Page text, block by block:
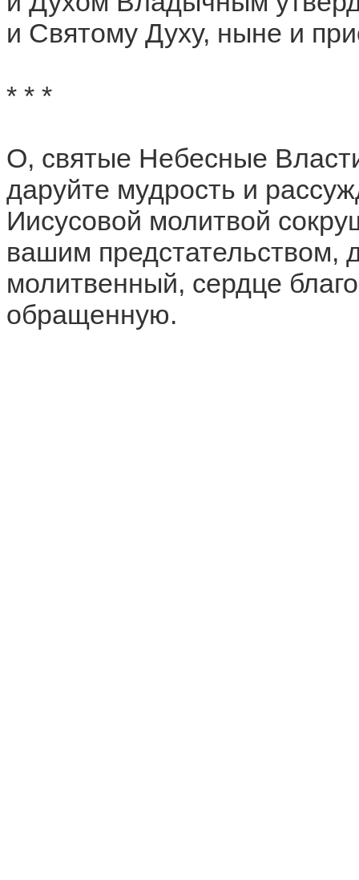
и Святому Духу, ныне и
* * *
О, святые Небесные
даруйте мудрость и
Иисусовой молитвой
вашим предстательством,
молитвенный, сердце
обращенную.